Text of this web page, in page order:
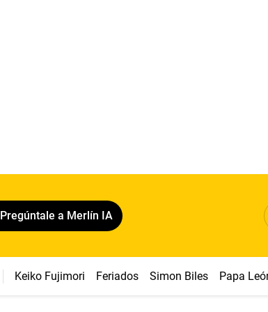
Pregúntale a Merlín IA
Keiko Fujimori Feriados Simon Biles Papa